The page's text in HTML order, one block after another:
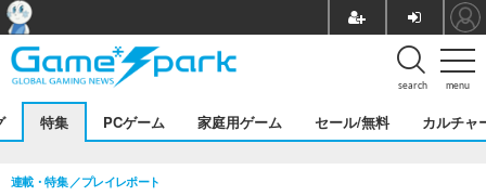
menu
search
特集 PCゲーム 家庭用ゲーム セール/無料 カルチャ
連載・特集 プレイレポート